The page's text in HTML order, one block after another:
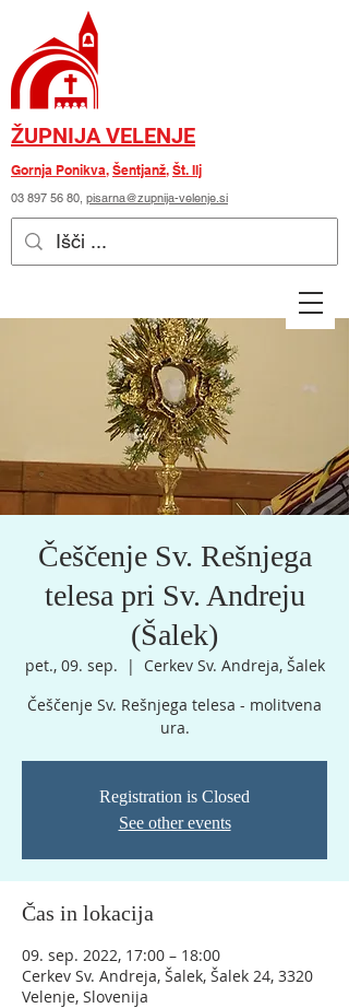
ŽUPNIJA VELENJE
Gornja Ponikva, Šentjanž, Št. Ilj
03 897 56 80, pisarna@zupnija-velenje.si
Češčenje Sv. Rešnjega
telesa pri Sv. Andreju
(Šalek)
pet., 09. sep.
  |
Cerkev Sv. Andreja, Šalek
Češčenje Sv. Rešnjega telesa - molitvena
ura.
Registration is Closed
See other events
Čas in lokacija
09. sep. 2022, 17:00 – 18:00
Cerkev Sv. Andreja, Šalek, Šalek 24, 3320
Velenje, Slovenija